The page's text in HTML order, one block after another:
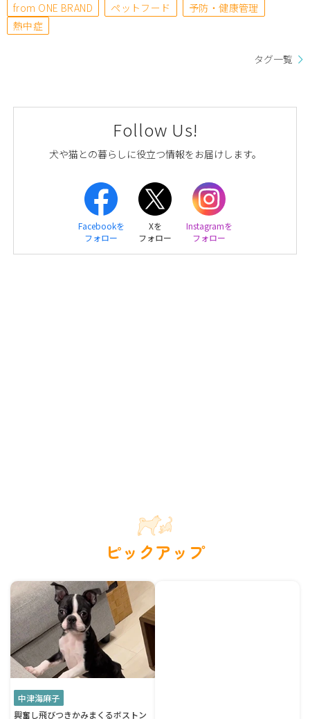
from ONE BRAND
ペットフード
予防・健康管理
熱中症
タグ一覧
Follow Us!
犬や猫との暮らしに役立つ情報をお届けします。
Facebookを
フォロー
Xを
フォロー
Instagramを
フォロー
ピックアップ
中津海麻子
興奮し飛びつきかみまくるボストン